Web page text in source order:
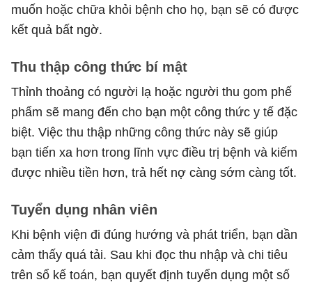
muốn hoặc chữa khỏi bệnh cho họ, bạn sẽ có được
kết quả bất ngờ.
Thu thập công thức bí mật
Thỉnh thoảng có người lạ hoặc người thu gom phế
phẩm sẽ mang đến cho bạn một công thức y tế đặc
biệt. Việc thu thập những công thức này sẽ giúp
bạn tiến xa hơn trong lĩnh vực điều trị bệnh và kiếm
được nhiều tiền hơn, trả hết nợ càng sớm càng tốt.
Tuyển dụng nhân viên
Khi bệnh viện đi đúng hướng và phát triển, bạn dần
cảm thấy quá tải. Sau khi đọc thu nhập và chi tiêu
trên sổ kế toán, bạn quyết định tuyển dụng một số